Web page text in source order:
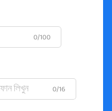
0/100
0/16